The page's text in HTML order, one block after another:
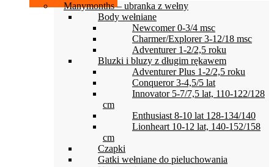
Manymonths – ubranka z wełny
Body wełniane
Newcomer 0-3/4 msc
Charmer/Explorer 3-12/18 msc
Adventurer 1-2/2,5 roku
Bluzki i bluzy z długim rękawem
Adventurer Plus 1-2/2,5 roku
Conqueror 3-4,5/5 lat
Innovator 5-7/7,5 lat, 110-122/128
cm
Enthusiast 8-10 lat 128-134/140
Lionheart 10-12 lat, 140-152/158
cm
Czapki
Gatki wełniane do pieluchowania